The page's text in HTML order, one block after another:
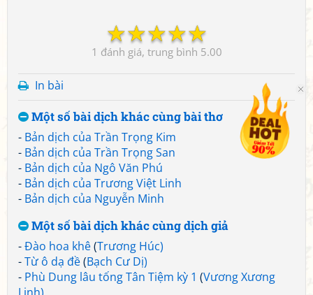
☆
☆
☆
☆
☆
1 5.00
In bài
Một số bài dịch khác cùng bài thơ
- Bản dịch của Trần Trọng Kim
- Bản dịch của Trần Trọng San
- Bản dịch của Ngô Văn Phú
- Bản dịch của Trương Việt Linh
- Bản dịch của Nguyễn Minh
Một số bài dịch khác cùng dịch giả
-Đào hoa khê(Trương Húc)
-Từ ô dạ đề(Bạch Cư Dị)
- Phù Dung lâu tống Tân Tiệm kỳ 1 (Vương Xương